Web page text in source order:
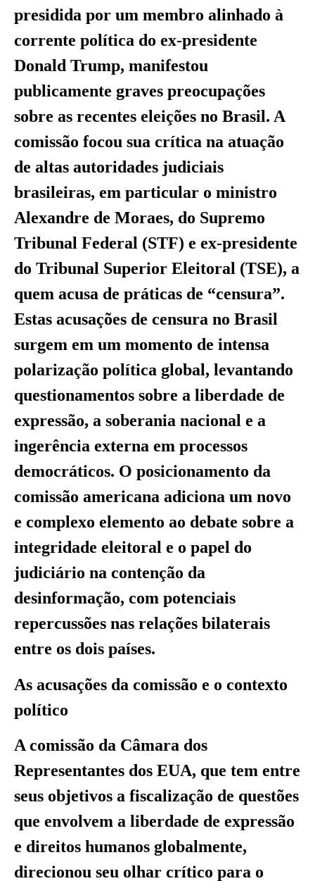
presidida por um membro alinhado à
corrente política do ex-presidente
Donald Trump, manifestou
publicamente graves preocupações
sobre as recentes eleições no Brasil. A
comissão focou sua crítica na atuação
de altas autoridades judiciais
brasileiras, em particular o ministro
Alexandre de Moraes, do Supremo
Tribunal Federal (STF) e ex-presidente
do Tribunal Superior Eleitoral (TSE), a
quem acusa de práticas de “censura”.
Estas acusações de censura no Brasil
surgem em um momento de intensa
polarização política global, levantando
questionamentos sobre a liberdade de
expressão, a soberania nacional e a
ingerência externa em processos
democráticos. O posicionamento da
comissão americana adiciona um novo
e complexo elemento ao debate sobre a
integridade eleitoral e o papel do
judiciário na contenção da
desinformação, com potenciais
repercussões nas relações bilaterais
entre os dois países.
As acusações da comissão e o contexto
político
A comissão da Câmara dos
Representantes dos EUA, que tem entre
seus objetivos a fiscalização de questões
que envolvem a liberdade de expressão
e direitos humanos globalmente,
direcionou seu olhar crítico para o